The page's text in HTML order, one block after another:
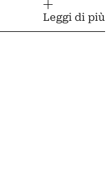
Leggi di più